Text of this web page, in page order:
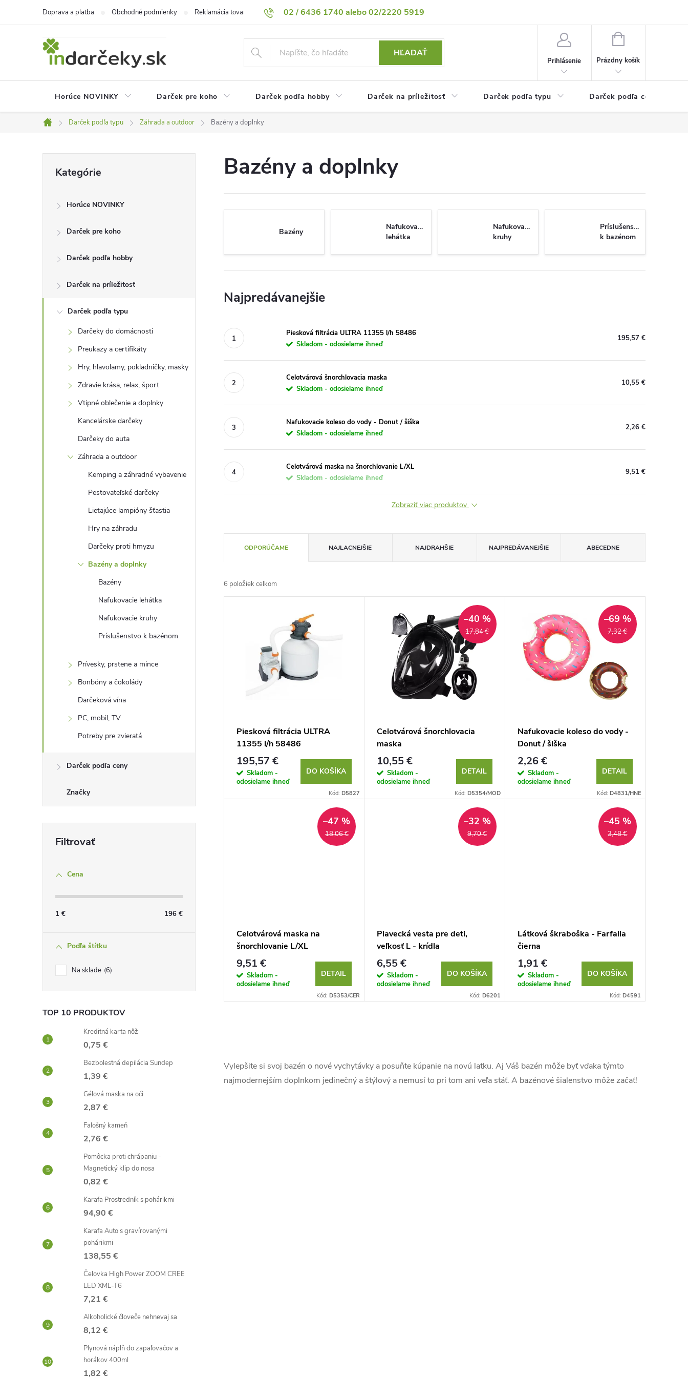
02 / 6436 1740 alebo 02/2220 5919
Doprava a platba Obchodné podmienky Reklamácia tovaru Vrátenie tovaru Podmienky ochrany osobných údajov
HĽADAŤ
Prihlásenie
NÁKUPNÝ
Prázdny košík
Horúce NOVINKY Darček pre koho Darček podľa hobby Darček na príležitosť Darček podľa typu Darček podľa ceny
Domov
Darček podľa typu Záhrada a outdoor Bazény a doplnky
p
kategórie
Kategórie
Horúce NOVINKY
Darček pre koho
Darček podľa hobby
Darček na príležitosť
Darček podľa typu
Darčeky do domácnosti
Preukazy a certifikáty
Hry, hlavolamy, pokladničky, masky
Zdravie krása, relax, šport
Vtipné oblečenie a doplnky
Kancelárske darčeky
Darčeky do auta
Záhrada a outdoor
Kemping a záhradné vybavenie
Pestovateľské darčeky
Lietajúce lampióny šťastia
Hry na záhradu
Darčeky proti hmyzu
Bazény a doplnky
Bazény
Nafukovacie lehátka
Nafukovacie kruhy
Príslušenstvo k bazénom
Prívesky, prstene a mince
Bonbóny a čokolády
Darčeková vína
PC, mobil, TV
Potreby pre zvieratá
Darček podľa ceny
Značky
Cena
1 € 196 €
Podľa štítku
Na sklade 6
TOP 10 PRODUKTOV
Kreditná karta nôž
0,75 €
Bezbolestná depilácia Sundep
1,39 €
Gélová maska ​​na oči
2,87 €
Falošný kameň
2,76 €
Pomôcka proti chrápaniu -
Magnetický klip do nosa
0,82 €
Karafa Prostredník s pohárikmi
94,90 €
Karafa Auto s gravírovanými
pohárikmi
138,55 €
Čelovka High Power ZOOM CREE
LED XML-T6
7,21 €
Alkoholické človeče nehnevaj sa
8,12 €
Plynová náplň do zapaľovačov a
horákov 400ml
1,82 €
Bazény a doplnky
Bazény
Nafukovacie
lehátka
Nafukovacie
kruhy
Príslušenstvo
k bazénom
Najpredávanejšie
Piesková filtrácia ULTRA 11355 l/h 58486
Skladom - odosielame ihneď
195,57 €
Celotvárová šnorchlovacia maska
Skladom - odosielame ihneď
10,55 €
Nafukovacie koleso do vody - Donut / šiška
Skladom - odosielame ihneď
2,26 €
Celotvárová maska na šnorchlovanie L/XL
Skladom - odosielame ihneď
9,51 €
Zobraziť viac produktov
a
d
d
ODPORÚČAME NAJLACNEJŠIE NAJDRAHŠIE NAJPREDÁVANEJŠIE ABECEDNE
6 položiek celkom
Piesková filtrácia ULTRA
11355 l/h 58486
195,57 €
Skladom -
odosielame ihneď
DO KOŠÍKA
Kód:D5827
17,84 €
–40 %
Celotvárová šnorchlovacia
maska
10,55 €
Skladom -
odosielame ihneď
DETAIL
Kód: D5354/MOD
7,32 €
–69 %
Nafukovacie koleso do vody -
Donut / šiška
2,26 €
Skladom -
odosielame ihneď
DETAIL
Kód: D4831/HNE
18,06 €
–47 %
Celotvárová maska na
šnorchlovanie L/XL
9,51 €
Skladom -
odosielame ihneď
DETAIL
Kód:D5353/CER
9,70 €
–32 %
Plavecká vesta pre deti,
veľkosť L - krídla
6,55 €
Skladom -
odosielame ihneď
DO KOŠÍKA
Kód: D6201
3,48 €
–45 %
Látková škraboška - Farfalla
čierna
1,91 €
Skladom -
odosielame ihneď
DO KOŠÍKA
Kód: D4591
v
l
Vylepšite si svoj bazén o nové vychytávky a posuňte kúpanie na novú latku. Aj Váš bazén môže byť vďaka týmto
najmodernejším doplnkom jedinečný a štýlový a nemusí to pri tom ani veľa stáť. A bazénové šialenstvo môže začať!